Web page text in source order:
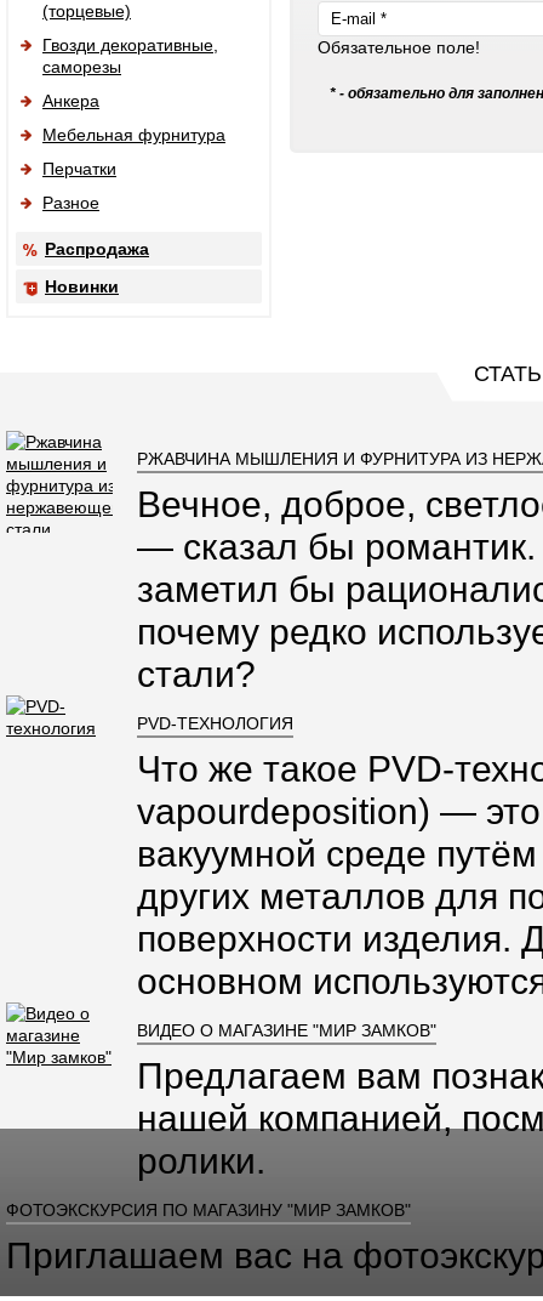
(торцевые)
Гвозди декоративные,
саморезы
Анкера
Мебельная фурнитура
Перчатки
Разное
Распродажа
Новинки
Обязательное поле!
* - обязательно для
РЖАВЧИНА МЫШЛЕНИЯ И ФУРНИТУРА ИЗ
Вечное, доброе,
— сказал бы
заметил бы
почему редко
стали?
PVD-ТЕХНОЛОГИЯ
Что же такое PVD-
vapourdeposition) —
вакуумной среде
других металлов для
поверхности изделия.
основном
ВИДЕО О МАГАЗИНЕ "МИР ЗАМКОВ"
Предлагаем вам
нашей компанией,
ролики.
ФОТОЭКСКУРСИЯ ПО МАГАЗИНУ "МИР ЗАМКОВ"
Приглашаем вас на